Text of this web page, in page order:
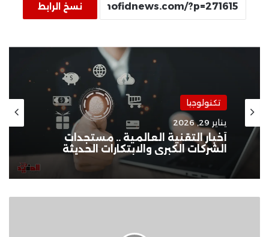
نسخ الرابط
تكنولوجيا
يناير 29, 2026
أخبار التقنية العالمية .. مستجدات
الشركات الكبرى والابتكارات الحديثة